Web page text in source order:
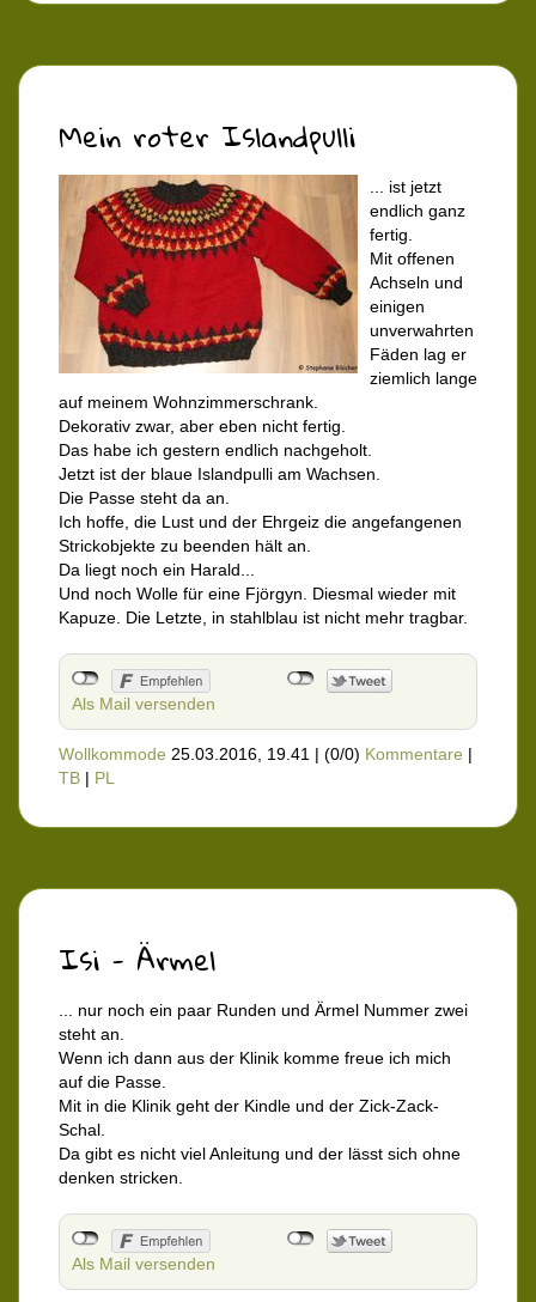
Mein roter Islandpulli
... ist jetzt
endlich ganz
fertig.
Mit offenen
Achseln und
einigen
unverwahrten
Fäden lag er
ziemlich lange
auf meinem Wohnzimmerschrank.
Dekorativ zwar, aber eben nicht fertig.
Das habe ich gestern endlich nachgeholt.
Jetzt ist der blaue Islandpulli am Wachsen.
Die Passe steht da an.
Ich hoffe, die Lust und der Ehrgeiz die angefangenen
Strickobjekte zu beenden hält an.
Da liegt noch ein Harald...
Und noch Wolle für eine Fjörgyn. Diesmal wieder mit
Kapuze. Die Letzte, in stahlblau ist nicht mehr tragbar.
Als Mail versenden
Wollkommode 25.03.2016, 19.41 | (0/0) Kommentare |
TB | PL
Isi - Ärmel
... nur noch ein paar Runden und Ärmel Nummer zwei
steht an.
Wenn ich dann aus der Klinik komme freue ich mich
auf die Passe.
Mit in die Klinik geht der Kindle und der Zick-Zack-
Schal.
Da gibt es nicht viel Anleitung und der lässt sich ohne
denken stricken.
Als Mail versenden